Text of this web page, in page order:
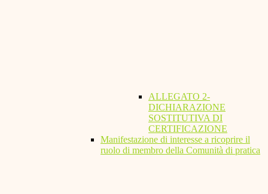
ALLEGATO 2-
DICHIARAZIONE
SOSTITUTIVA DI
CERTIFICAZIONE
Manifestazione di interesse a ricoprire il
ruolo di membro della Comunità di pratica